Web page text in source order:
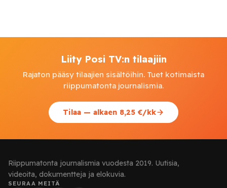
Liity Posi TV:n tilaajiin
Rajaton pääsy tilaajien sisältöihin. Tuet kotimaista
riippumatonta journalismia.
Tilaa — alkaen 8,25 €/kk
Riippumatonta journalismia vuodesta 2019. Uutisia,
videoita, dokumentteja ja elokuvia.
SEURAA MEITÄ